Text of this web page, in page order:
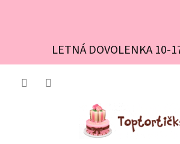
LETNÁ DOVOLENKA 10-